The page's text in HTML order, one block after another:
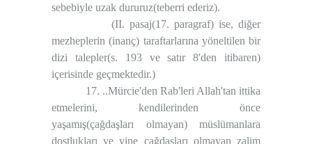
sebebiyle uzak dururuz(teberri ederiz).
(II. pasaj(17. paragraf) ise, diğer
mezheplerin (inanç) taraftarlarına yöneltilen bir
dizi talepler(s. 193 ve satır 8'den itibaren)
içerisinde geçmektedir.)
17. ..Mürcie'den Rab'leri Allah'tan ittika
etmelerini, kendilerinden önce
yaşamış(çağdaşları olmayan) müslümanlara
dostlukları ve yine çağdaşları olmayan zalim